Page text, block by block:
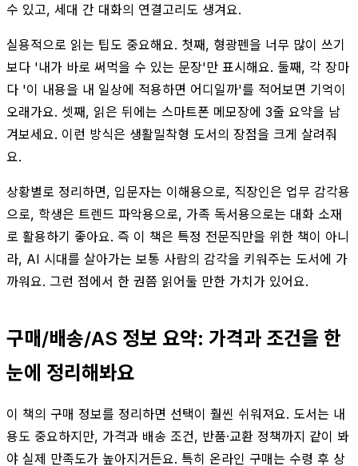
수 있고, 세대 간 대화의 연결고리도 생겨요.
실용적으로 읽는 팁도 중요해요. 첫째, 형광펜을 너무 많이 쓰기
보다 '내가 바로 써먹을 수 있는 문장'만 표시해요. 둘째, 각 장마
다 '이 내용을 내 일상에 적용하면 어디일까'를 적어보면 기억이
오래가요. 셋째, 읽은 뒤에는 스마트폰 메모장에 3줄 요약을 남
겨보세요. 이런 방식은 생활밀착형 도서의 장점을 크게 살려줘
요.
상황별로 정리하면, 입문자는 이해용으로, 직장인은 업무 감각용
으로, 학생은 트렌드 파악용으로, 가족 독서용으로는 대화 소재
로 활용하기 좋아요. 즉 이 책은 특정 전문직만을 위한 책이 아니
라, AI 시대를 살아가는 보통 사람의 감각을 키워주는 도서에 가
까워요. 그런 점에서 한 권쯤 읽어둘 만한 가치가 있어요.
구매/배송/AS 정보 요약: 가격과 조건을 한
눈에 정리해봐요
이 책의 구매 정보를 정리하면 선택이 훨씬 쉬워져요. 도서는 내
용도 중요하지만, 가격과 배송 조건, 반품·교환 정책까지 같이 봐
야 실제 만족도가 높아지거든요. 특히 온라인 구매는 수령 후 상